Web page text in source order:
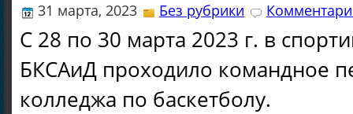
31 марта, 2023 Без рубрики
С 28 по 30 марта 2023 г. в
БКСАиД проходило командное
колледжа по баскетболу.